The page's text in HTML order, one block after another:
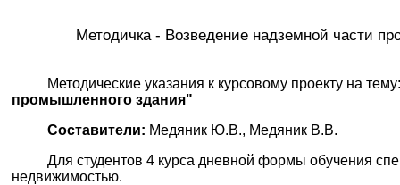
Методичка - Возведение надземной части
Методические указания к курсовому проекту на
промышленного здания"
Составители: Медяник Ю.В., Медяник В.В.
Для студентов 4 курса дневной формы обучения
недвижимостью.